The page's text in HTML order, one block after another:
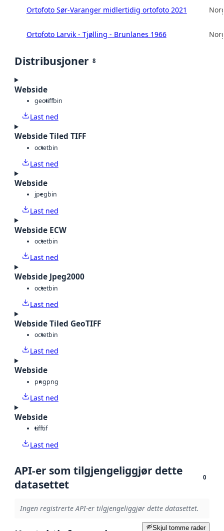
Ortofoto Sør-Varanger midlertidig ortofoto 2021
Ortofoto Larvik - Tjølling - Brunlanes 1966
Distribusjoner 8
Webside
geotiffbin
Last ned
Webside Tiled TIFF
octetbin
Last ned
Webside
jpegbin
Last ned
Webside ECW
octetbin
Last ned
Webside Jpeg2000
octetbin
Last ned
Webside Tiled GeoTIFF
octetbin
Last ned
Webside
pngpng
Last ned
Webside
tifftif
Last ned
API-er som tilgjengeliggjør dette
datasettet
0
Ingen registrerte API-er tilgjengeliggjør dette datasettet.
Skjul tomme rader